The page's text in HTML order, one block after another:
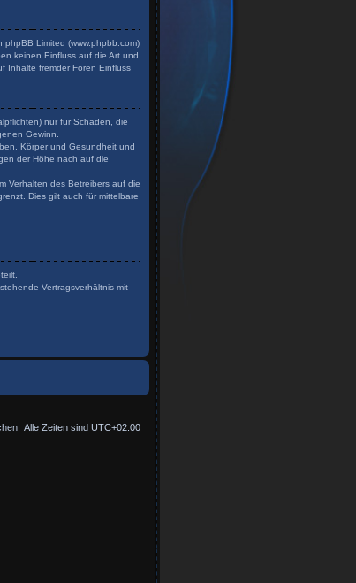
phpBB Limited (www.phpbb.com)
keinen Einfluss auf die Art und
Inhalte fremder Foren Einfluss
nur für Schäden, die
Gewinn.
Körper und Gesundheit und
der Höhe nach auf die
Verhalten des Betreibers auf die
Dies gilt auch für mittelbare
Vertragsverhältnis mit
Alle Zeiten sind UTC+02:00